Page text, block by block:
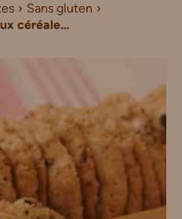
Sans gluten
Cookies aux céréales et aux fruits secs Sans Gluten